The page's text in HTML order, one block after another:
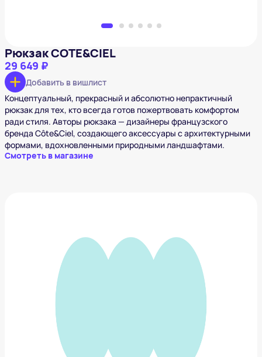
Рюкзак COTE&CIEL
29 649 ₽
Добавить в вишлист
Концептуальный, прекрасный и абсолютно непрактичный
рюкзак для тех, кто всегда готов пожертвовать комфортом
ради стиля. Авторы рюкзака — дизайнеры французского
бренда Côte&Ciel, создающего аксессуары с архитектурными
формами, вдохновленными природными ландшафтами.
Смотреть в магазине